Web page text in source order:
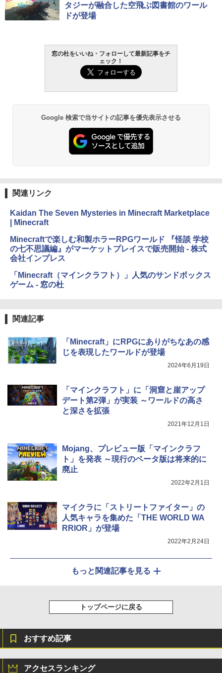
タジーが融合した空飛ぶ図書館のワール
ドが登場
窓の杜をいいね・フォローして最新記事をチ
ェック！
Google 検索で当サイトの記事を優先表示させる
関連リンク
Kaidan The Seven Mysteries in Minecraft Marketplace
| Minecraft
Minecraftで楽しむ和製ホラーRPGワールド 『怪談 学校
の七不思議編』がマーケットプレイスで販売開始 - 株式
会社インプレス
「Minecraft（マインクラフト）」人気のサンドボックス
ゲーム - 窓の杜
関連記事
「Minecraft」にRPGにありがちなあの感
じを表現したワールドが登場
2024年6月19日
「マインクラフト」に「洞窟と崖アップ
デート第2弾」が実装 ～ワールドの高さ
と深さを拡張
2021年12月1日
Mojang、プレビュー版「マインクラフ
ト」を発表 ～現行のベータ版は将来的に
廃止
2022年2月1日
マイクラに「ストリートファイター」の
人気キャラを集めた「THE WORLD WA
RRIOR」が登場
2022年2月24日
もっと関連記事を見る
トップページに戻る
おすすめ記事
アクセスランキング